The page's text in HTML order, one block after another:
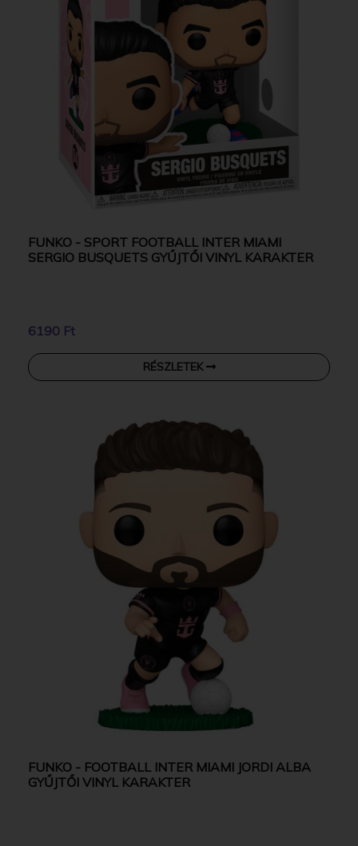
FUNKO - SPORT FOOTBALL INTER MIAMI
SERGIO BUSQUETS GYŰJTŐI VINYL KARAKTER
6190 Ft
RÉSZLETEK
FUNKO - FOOTBALL INTER MIAMI JORDI ALBA
GYŰJTŐI VINYL KARAKTER